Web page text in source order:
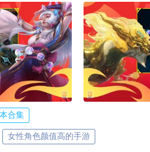
合集
女性角色颜值高的手游